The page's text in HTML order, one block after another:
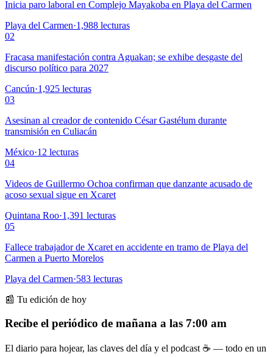
Inicia paro laboral en Complejo Mayakoba en Playa del Carmen
Playa del Carmen·1,988 lecturas
02
Fracasa manifestación contra Aguakan; se exhibe desgaste del
discurso político para 2027
Cancún·1,925 lecturas
03
Asesinan al creador de contenido César Gastélum durante
transmisión en Culiacán
México·12 lecturas
04
Videos de Guillermo Ochoa confirman que danzante acusado de
acoso sexual sigue en Xcaret
Quintana Roo·1,391 lecturas
05
Fallece trabajador de Xcaret en accidente en tramo de Playa del
Carmen a Puerto Morelos
Playa del Carmen·583 lecturas
📰 Tu edición de hoy
Recibe el periódico de mañana a las 7:00 am
El diario para hojear, las claves del día y el podcast ☕ — todo en un